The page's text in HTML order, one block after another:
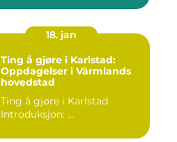
18. jan
Ting å gjøre i Karlstad:
Oppdagelser i Värmlands
hovedstad
Ting å gjøre i Karlstad
Introduksjon: ...